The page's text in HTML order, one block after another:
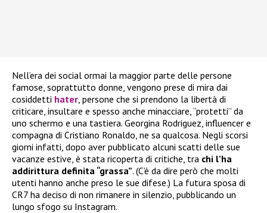
Nell’era dei social ormai la maggior parte delle persone
famose, soprattutto donne, vengono prese di mira dai
cosiddetti hater , persone che si prendono la libertà di
criticare, insultare e spesso anche minacciare, “protetti” da
uno schermo e una tastiera. Georgina Rodriguez, influencer e
compagna di Cristiano Ronaldo, ne sa qualcosa. Negli scorsi
giorni infatti, dopo aver pubblicato alcuni scatti delle sue
vacanze estive, è stata ricoperta di critiche, tra chi l’ha
addirittura definita “grassa”. (C’è da dire però che molti
utenti hanno anche preso le sue difese.) La futura sposa di
CR7 ha deciso di non rimanere in silenzio, pubblicando un
lungo sfogo su Instagram.